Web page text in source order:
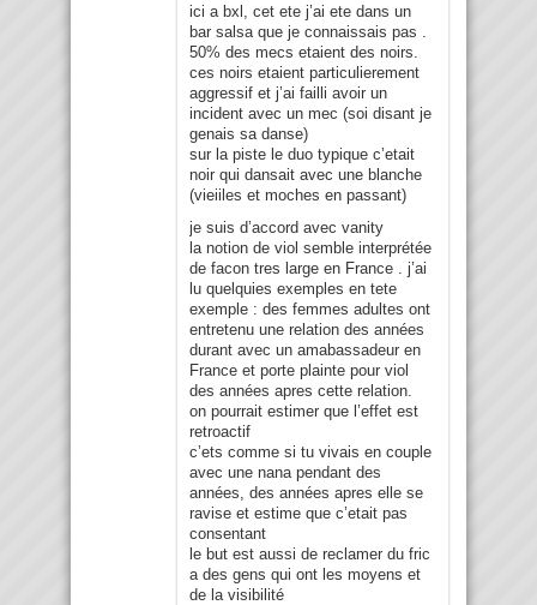
ici a bxl, cet ete j’ai ete dans un
bar salsa que je connaissais pas .
50% des mecs etaient des noirs.
ces noirs etaient particulierement
aggressif et j’ai failli avoir un
incident avec un mec (soi disant je
genais sa danse)
sur la piste le duo typique c’etait
noir qui dansait avec une blanche
(vieiiles et moches en passant)
je suis d’accord avec vanity
la notion de viol semble interprétée
de facon tres large en France . j’ai
lu quelquies exemples en tete
exemple : des femmes adultes ont
entretenu une relation des années
durant avec un amabassadeur en
France et porte plainte pour viol
des années apres cette relation.
on pourrait estimer que l’effet est
retroactif
c’ets comme si tu vivais en couple
avec une nana pendant des
années, des années apres elle se
ravise et estime que c’etait pas
consentant
le but est aussi de reclamer du fric
a des gens qui ont les moyens et
de la visibilité